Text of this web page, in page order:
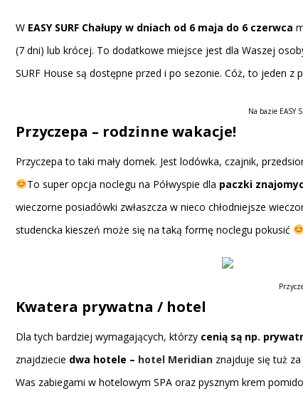
W EASY SURF Chałupy w dniach od 6 maja do 6 czerwca
(7 dni) lub krócej. To dodatkowe miejsce jest dla Waszej
SURF House są dostępne przed i po sezonie. Cóż, to jeden
Na bazie EASY
Przyczepa – rodzinne wakacje!
Przyczepa to taki mały domek. Jest lodówka, czajnik,
To super opcja noclegu na Półwyspie dla paczki
wieczorne posiadówki zwłaszcza w nieco chłodniejsze
studencka kieszeń może się na taką formę noclegu pokusić
Kwatera prywatna / hotel
Dla tych bardziej wymagających, którzy cenią są np.
znajdziecie dwa hotele – hotel Meridian znajduje się tuż
Was zabiegami w hotelowym SPA oraz pysznym krem